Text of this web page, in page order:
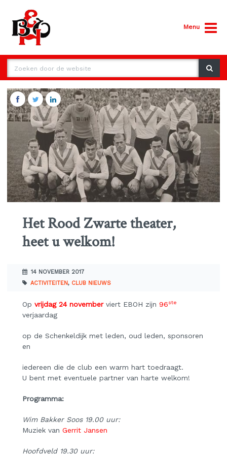
Menu
Het Rood Zwarte theater,
heet u welkom!
14 NOVEMBER 2017
ACTIVITEITEN, CLUB NIEUWS
Op vrijdag 24 novemberviert EBOH zijn 96ste
verjaardag
op de Schenkeldijk met leden, oud leden, sponsoren
en
iedereen die de club een warm hart toedraagt.
U bent met eventuele partner van harte welkom!
Programma:
Wim Bakker Soos 19.00 uur:
Muziek van Gerrit Jansen
Hoofdveld 19.30 uur: